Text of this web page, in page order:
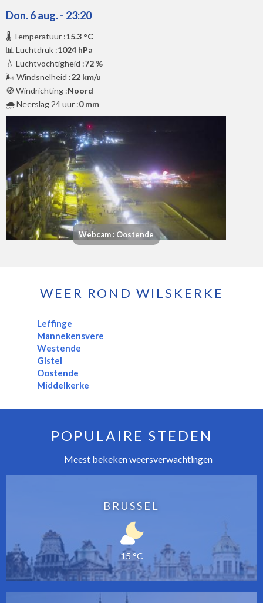
Don. 6 aug. - 23:20
🌡️ Temperatuur :15.3 °C
📊 Luchtdruk :1024 hPa
💧 Luchtvochtigheid :72 %
🌬️ Windsnelheid :22 km/u
🧭 Windrichting :Noord
🌧️ Neerslag 24 uur :0 mm
Webcam : Oostende
WEER ROND WILSKERKE
Leffinge
Mannekensvere
Westende
Gistel
Oostende
Middelkerke
POPULAIRE STEDEN
Meest bekeken weersverwachtingen
BRUSSEL
15 °C